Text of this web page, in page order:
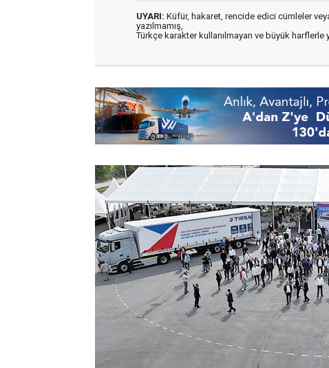
UYARI: Küfür, hakaret, rencide edici cümleler
yazılmamış,
Türkçe karakter kullanılmayan ve büyük harflerle